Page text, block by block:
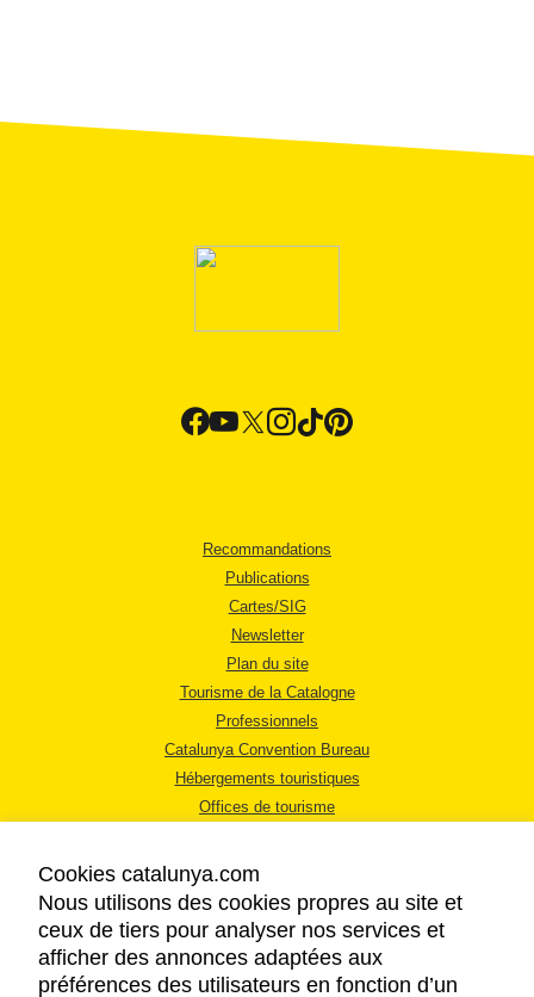
Recommandations
Publications
Cartes/SIG
Newsletter
Plan du site
Tourisme de la Catalogne
Professionnels
Catalunya Convention Bureau
Hébergements touristiques
Offices de tourisme
MENTIONS LÉGALES
Cookies catalunya.com
Nous utilisons des cookies propres au site et
ceux de tiers pour analyser nos services et
afficher des annonces adaptées aux
préférences des utilisateurs en fonction d’un